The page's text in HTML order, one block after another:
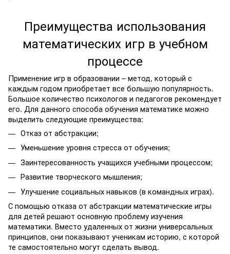
Преимущества использования
математических игр в учебном
процессе
Применение игр в образовании – метод, который с
каждым годом приобретает все большую популярность.
Большое количество психологов и педагогов рекомендует
его. Для данного способа обучения математике можно
выделить следующие преимущества:
Отказ от абстракции;
Уменьшение уровня стресса от обучения;
Заинтересованность учащихся учебными процессом;
Развитие творческого мышления;
Улучшение социальных навыков (в командных играх).
С помощью отказа от абстракции математические игры
для детей решают основную проблему изучения
математики. Вместо удаленных от жизни универсальных
принципов, они показывают ученикам историю, с которой
те самостоятельно могут сделать вывод.